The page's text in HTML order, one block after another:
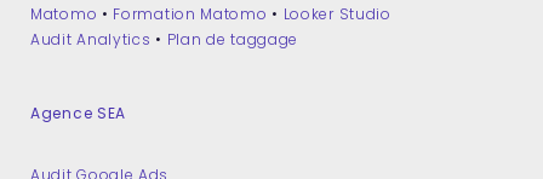
Matomo • Formation Matomo • Looker Studio
Audit Analytics • Plan de taggage
Agence SEA
Audit Google Ads